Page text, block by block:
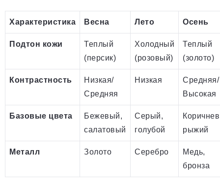
Характеристика Весна Лето Осень
Подтон кожи
Теплый
(персик)
Холодный
(розовый)
Теплый
(золото)
Контрастность
Низкая/
Средняя
Низкая
Средняя/
Высокая
Базовые цвета
Бежевый,
салатовый
Серый,
голубой
рыжий
Металл Золото Серебро
Медь,
бронза